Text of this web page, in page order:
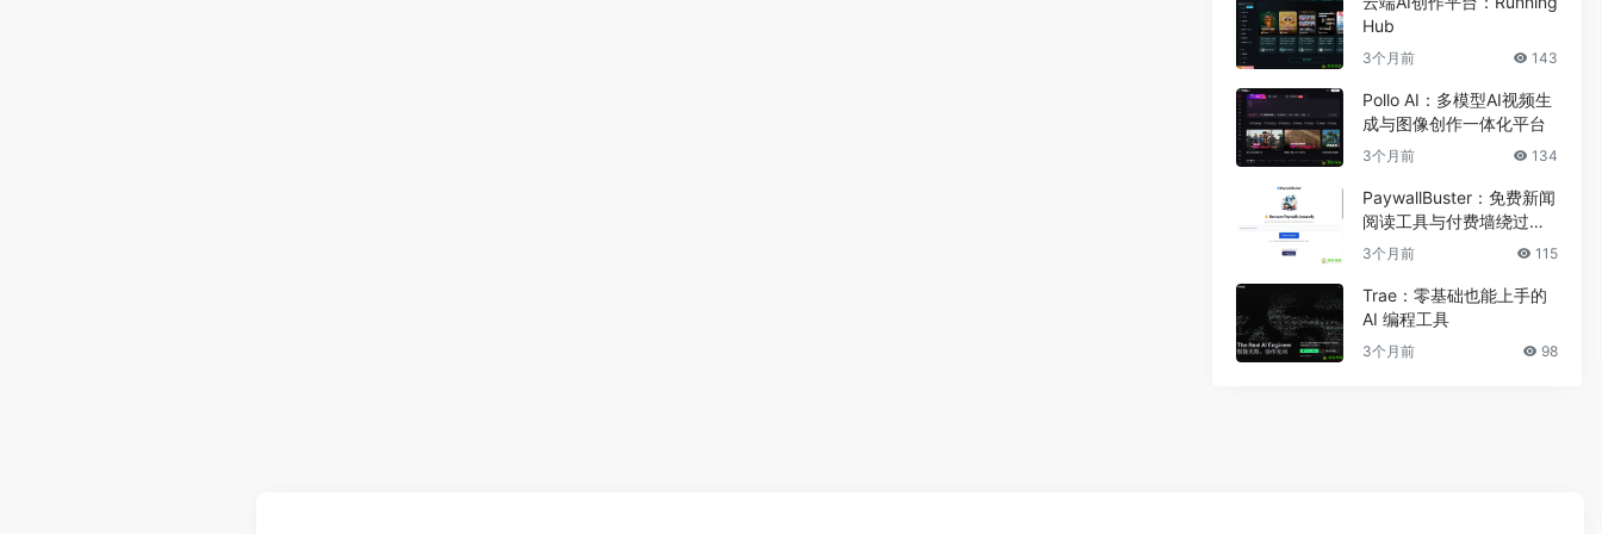
Hub
3个月前 143
Pollo AI：多模型AI视频生
成与图像创作一体化平台
3个月前 134
PaywallBuster：免费新闻
阅读工具与付费墙绕过助
手
3个月前 115
Trae：零基础也能上手的
AI 编程工具
3个月前 98